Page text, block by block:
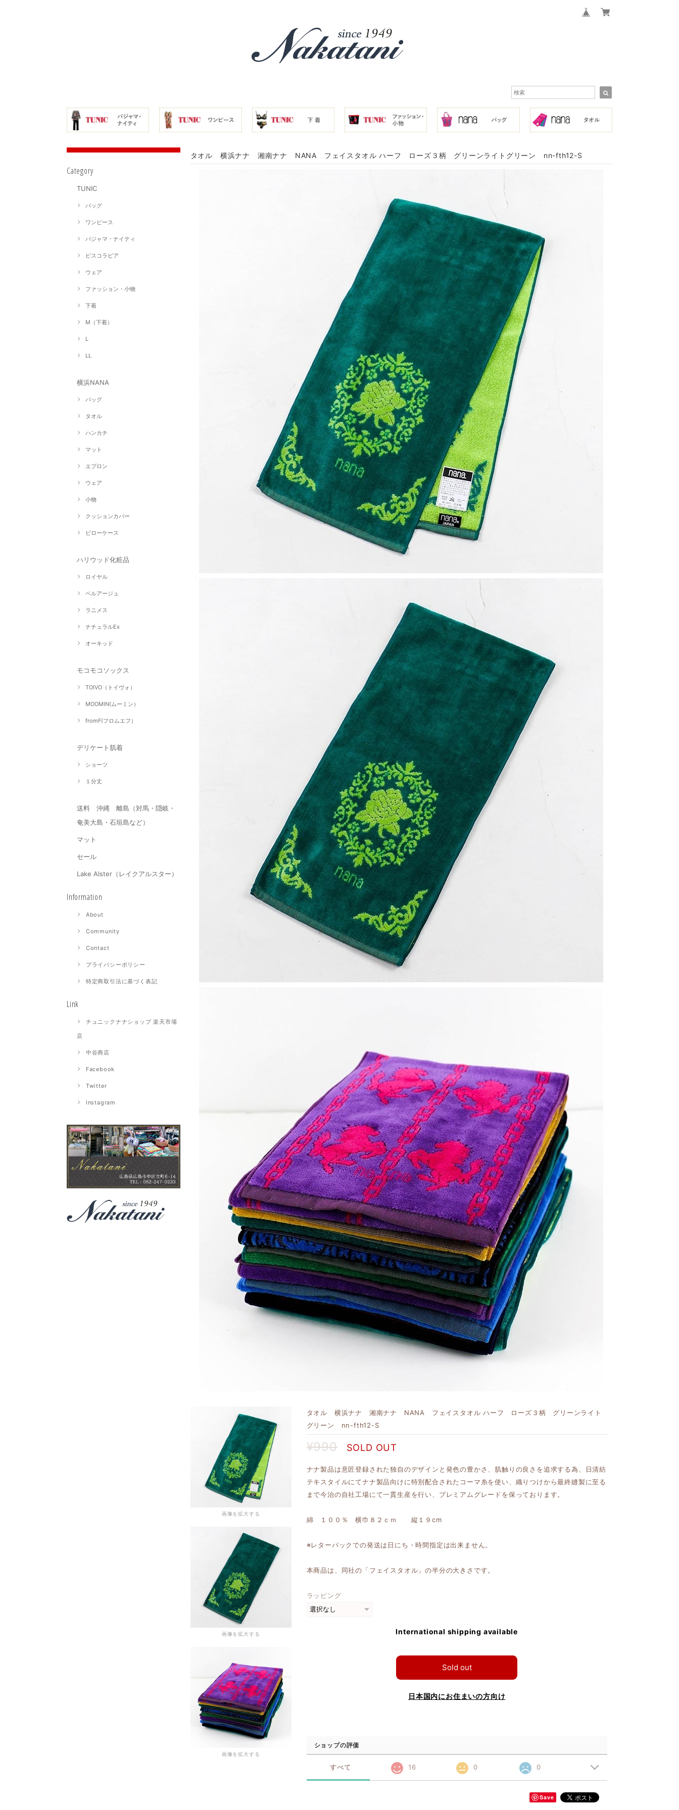
Category
TUNIC
バッグ
ワンピース
パジャマ・ナイティ
ビスコラピア
ウェア
ファッション・小物
下着
M（下着）
L
LL
横浜NANA
バッグ
タオル
ハンカチ
マット
エプロン
ウェア
小物
クッションカバー
ピローケース
ハリウッド化粧品
ロイヤル
ベルアージュ
ラニメス
ナチュラルEx
オーキッド
モコモコソックス
TOIVO（トイヴォ）
MOOMIN(ムーミン）
fromF(フロムエフ）
デリケート肌着
ショーツ
１分丈
送料 沖縄 離島（対馬・隠岐・
奄美大島・石垣島など）
マット
セール
Lake Alster（レイクアルスター）
Information
About
Community
Contact
プライバシーポリシー
特定商取引法に基づく表記
Link
チュニックナナショップ 楽天市場
店
中谷商店
Facebook
Twitter
Instagram
タオル 横浜ナナ 湘南ナナ NANA フェイスタオル ハーフ ローズ３柄 グリーンライトグリーン nn-fth12-S
画像を拡大する
画像を拡大する
画像を拡大する
タオル 横浜ナナ 湘南ナナ NANA フェイスタオル ハーフ ローズ３柄 グリーンライト
グリーン nn-fth12-S
¥990 SOLD OUT
ナナ製品は意匠登録された独自のデザインと発色の豊かさ、肌触りの良さを追求する為、日清紡
テキスタイルにてナナ製品向けに特別配合されたコーマ糸を使い、織りつけから最終縫製に至る
まで今治の自社工場にて一貫生産を行い、プレミアムグレードを保っております。
綿 １００％ 横巾８２ｃｍ 縦１９cm
※レターパックでの発送は日にち・時間指定は出来ません。
本商品は、同社の「フェイスタオル」の半分の大きさです。
ラッピング
International shipping available
Sold out
日本国内にお住まいの方向け
ショップの評価
すべて 16 0 0
Save